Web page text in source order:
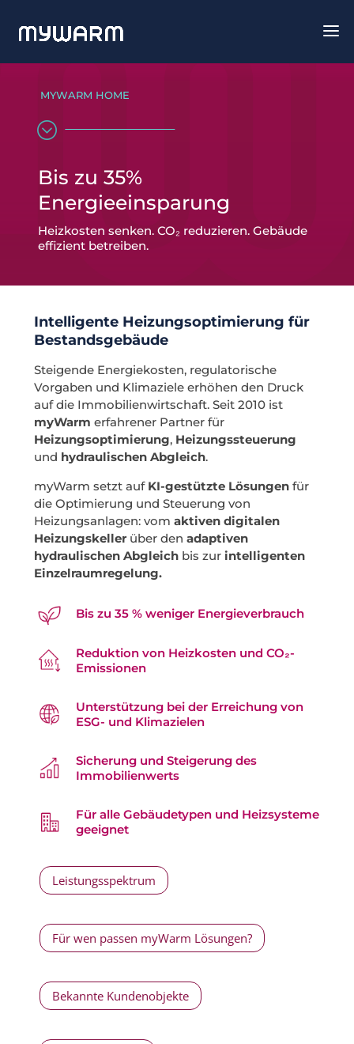
MYWARM HOME
;
Bis zu 35%
Energieeinsparung
Heizkosten senken. CO₂ reduzieren. Gebäude
effizient betreiben.
Intelligente Heizungsoptimierung für
Bestandsgebäude
Steigende Energiekosten, regulatorische
Vorgaben und Klimaziele erhöhen den Druck
auf die Immobilienwirtschaft. Seit 2010 ist
myWarm erfahrener Partner für
Heizungsoptimierung, Heizungssteuerung
und hydraulischen Abgleich.
myWarm setzt auf KI-gestützte Lösungen für
die Optimierung und Steuerung von
Heizungsanlagen: vomaktiven digitalen
Heizungskeller über denadaptiven
hydraulischen Abgleich bis zurintelligenten
Einzelraumregelung.
Bis zu 35 % weniger Energieverbrauch
Reduktion von Heizkosten und CO₂-
Emissionen
Unterstützung bei der Erreichung von
ESG- und Klimazielen
Sicherung und Steigerung des
Immobilienwerts
Für alle Gebäudetypen und Heizsysteme
geeignet
Leistungsspektrum
Für wen passen myWarm Lösungen?
Bekannte Kundenobjekte